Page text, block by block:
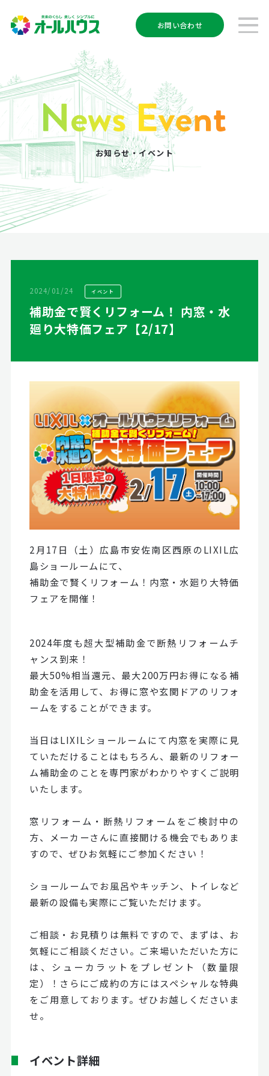
お問い合わせ
お知らせ・イベント
2024/01/24 イベント
補助金で賢くリフォーム！ 内窓・水
廻り大特価フェア【2/17】
2月17日（土）広島市安佐南区西原のLIXIL広
島ショールームにて、
補助金で賢くリフォーム！内窓・水廻り大特価
フェアを開催！
2024年度も超大型補助金で断熱リフォームチ
ャンス到来！
最大50%相当還元、最大200万円お得になる補
助金を活用して、お得に窓や玄関ドアのリフォ
ームをすることができます。
当日はLIXILショールームにて内窓を実際に見
ていただけることはもちろん、最新のリフォー
ム補助金のことを専門家がわかりやすくご説明
いたします。
窓リフォーム・断熱リフォームをご検討中の
方、メーカーさんに直接聞ける機会でもありま
すので、ぜひお気軽にご参加ください！
ショールームでお風呂やキッチン、トイレなど
最新の設備も実際にご覧いただけます。
ご相談・お見積りは無料ですので、まずは、お
気軽にご相談ください。ご来場いただいた方に
は、シューカラットをプレゼント（数量限
定）！さらにご成約の方にはスペシャルな特典
をご用意しております。ぜひお越しくださいま
せ。
イベント詳細